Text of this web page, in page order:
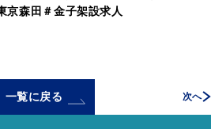
京森田＃金子架設求人
一覧に戻る 次へ